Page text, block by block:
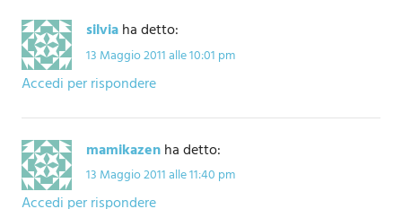
silviaha detto:
13 Maggio 2011 alle 10:01 pm
Accedi per rispondere
mamikazenha detto:
13 Maggio 2011 alle 11:40 pm
Accedi per rispondere